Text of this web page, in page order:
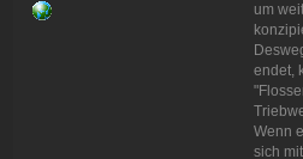
um
endet,
Wenn
sich